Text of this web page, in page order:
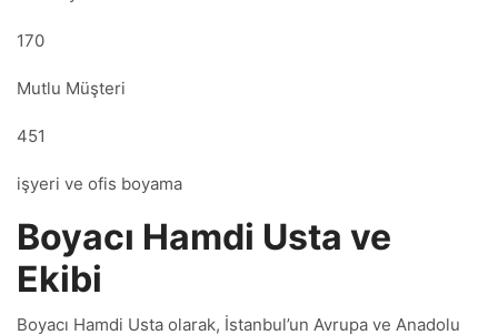
170
Mutlu Müşteri
451
işyeri ve ofis boyama
Boyacı Hamdi Usta ve
Ekibi
Boyacı Hamdi Usta olarak, İstanbul’un Avrupa ve Anadolu